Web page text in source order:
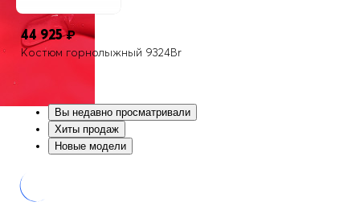
44 925₽
Костюм горнолыжный 9324Br
Вы недавно просматривали
Хиты продаж
Новые модели